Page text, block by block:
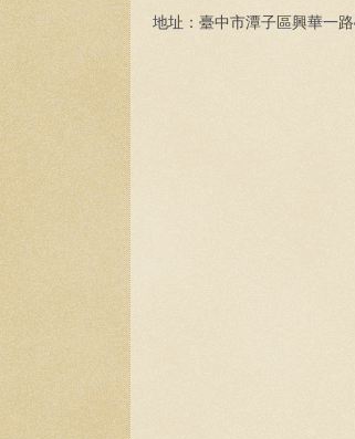
地址：臺中市潭子區興華一路